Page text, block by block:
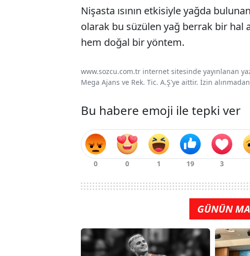
Nişasta ısının etkisiyle yağda
olarak bu süzülen yağ berrak bir hal
hem doğal bir yöntem.
www.sozcu.com.tr internet sitesinde yayınlanan
Mega Ajans ve Rek. Tic. A.Ş'ye aittir. İzin
Bu habere emoji ile tepki ver
GÜNÜN